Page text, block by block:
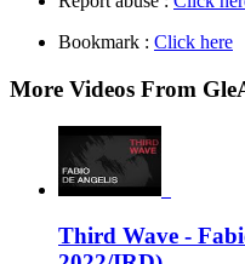
Bookmark : Click here
More Videos From
Third Wave -